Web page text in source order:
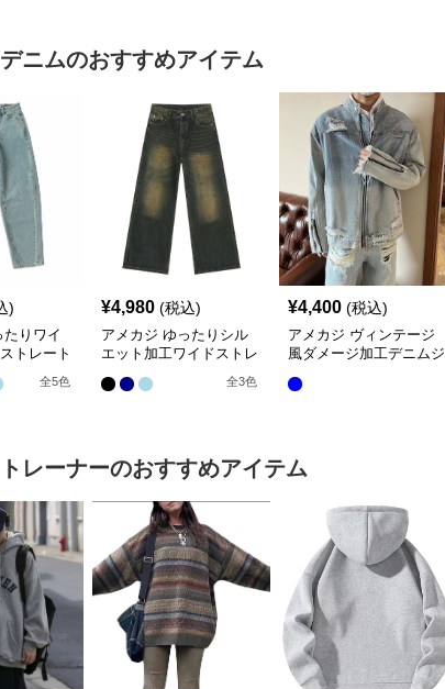
デニムのおすすめアイテム
)
りワイ
トレート
全5色
¥4,980 (税込)
アメカジ ゆったりシル
エット加工ワイドストレ
全3色
¥4,400 (税込)
アメカジ ヴィンテージ
風ダメージ加工デニムジ
トレーナーのおすすめアイテム